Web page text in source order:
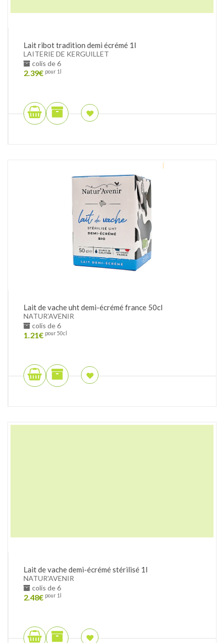
Lait ribot tradition demi écrémé 1l
LAITERIE DE KERGUILLET
colis de 6
2.39€ pour 1l
Lait de vache uht demi-écrémé france 50cl
NATUR'AVENIR
colis de 6
1.21€ pour 50cl
Lait de vache demi-écrémé stérilisé 1l
NATUR'AVENIR
colis de 6
2.48€ pour 1l